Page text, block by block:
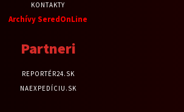
KONTAKTY
Archívy SeredOnLine
Partneri
REPORTÉR24.SK
NAEXPEDÍCIU.SK